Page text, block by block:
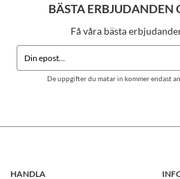
BÄSTA ERBJUDANDEN
Få våra bästa
De uppgifter du matar in kommer endast
HANDLA